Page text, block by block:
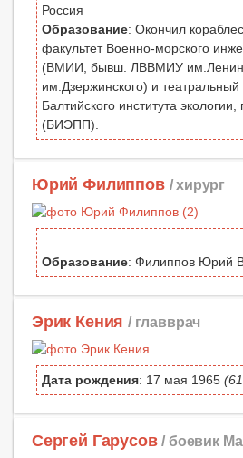
Россия
Образование: Окончил
факультет Военно-морского
(ВМИИ, бывш. ЛВВМИУ
им.Дзержинского) и театральный
Балтийского института
(БИЭПП).
Юрий Филиппов / хирург
Образование: Филиппов Юрий
Эрик Кения / главврач
Дата рождения: 17 мая 1965 (61
Сергей Гарусов / боевик